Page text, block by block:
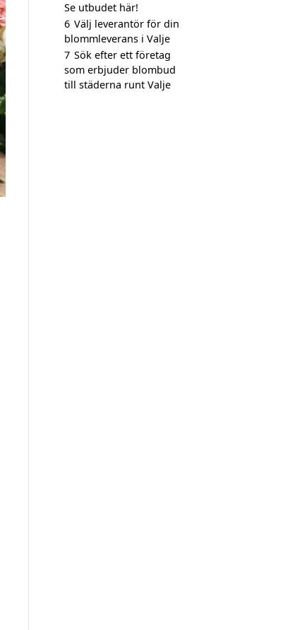
Se utbudet här!
6 Välj leverantör för din
blommleverans i Valje
7 Sök efter ett företag
som erbjuder blombud
till städerna runt Valje